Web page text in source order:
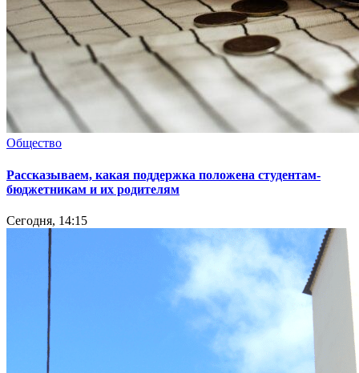
Общество
Рассказываем, какая поддержка положена студентам-
бюджетникам и их родителям
Сегодня, 14:15